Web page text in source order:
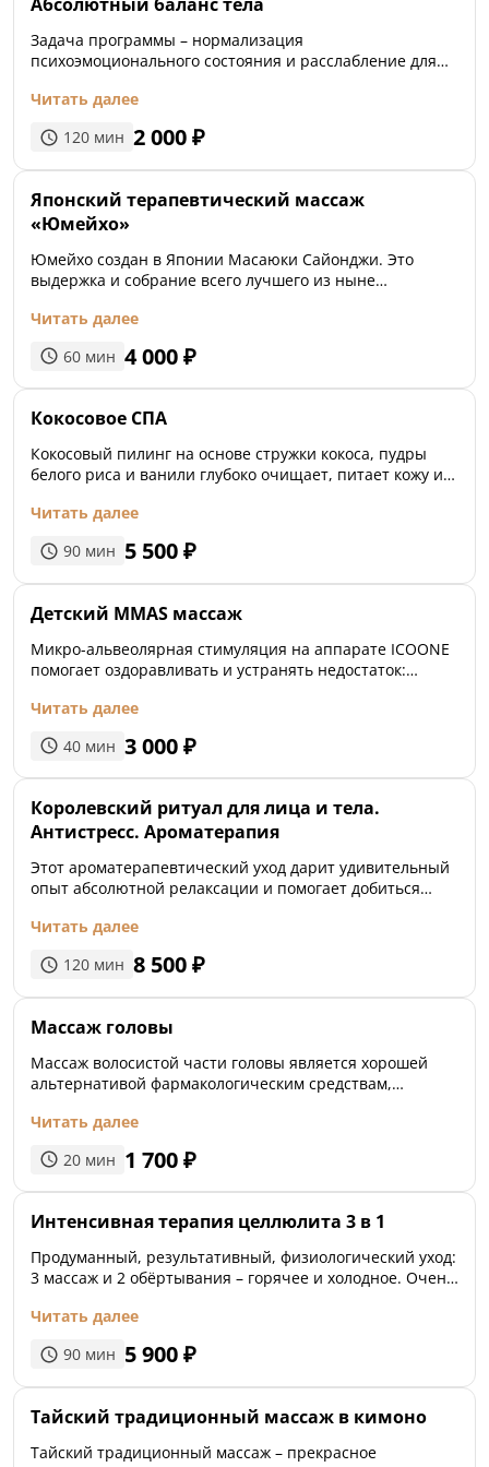
Задача программы – нормализация
психоэмоционального состояния и расслабление для
хаммаме – общий массаж. Незабываемый уход для
гармонии и покоя. Завершает ритуал массаж головы.
Читать далее
120 мин 2 000₽
Японский терапевтический массаж
«Юмейхо»
Юмейхо создан в Японии Масаюки Сайонджи. Это
выдержка и собрание всего лучшего из ныне
Юмейхо на практике отрабатывались десятилетиями и
лишнего движения. Юмейхо-это комплекс разминания,
растяжек, суставной гимнастики и приемов мягкой
проработку всего опорно-двигательного аппарата,
восстановления жизненной энергии и расслабления
нервной системы, также коррекции костей таза, что
благотворно влияет на работу органов малого таза и
пищеварения.
Читать далее
60 мин 4 000₽
Кокосовое СПА
Кокосовый пилинг на основе стружки кокоса, пудры
белого риса и ванили глубоко очищает, питает кожу и
кокосовая маска интенсивно увлажняет и смягчает
сопровождается нежным массажем с кокосовым
маслом.
Читать далее
90 мин 5 500₽
Детский MMAS массаж
Микро-альвеолярная стимуляция на аппарате ICOONE
помогает оздоравливать и устранять недостаток:
Читать далее
40 мин 3 000₽
Королевский ритуал для лица и тела.
Антистресс. Ароматерапия
Этот ароматерапевтический уход дарит удивительный
опыт абсолютной релаксации и помогает добиться
смеси эфиров пальмарозы, ванили, кедра и апельсина.
Читать далее
120 мин 8 500₽
Массаж головы
Массаж волосистой части головы является хорошей
альтернативой фармакологическим средствам,
профилактики их выпадения, а также для улучшения
стресс.
Читать далее
20 мин 1 700₽
Интенсивная терапия целлюлита 3 в 1
Продуманный, результативный, физиологический уход:
3 массаж и 2 обёртывания – горячее и холодное. Очень
работы лимфатический системы и фасциальных слоев.
Читать далее
90 мин 5 900₽
Тайский традиционный массаж в кимоно
Тайский традиционный массаж – прекрасное